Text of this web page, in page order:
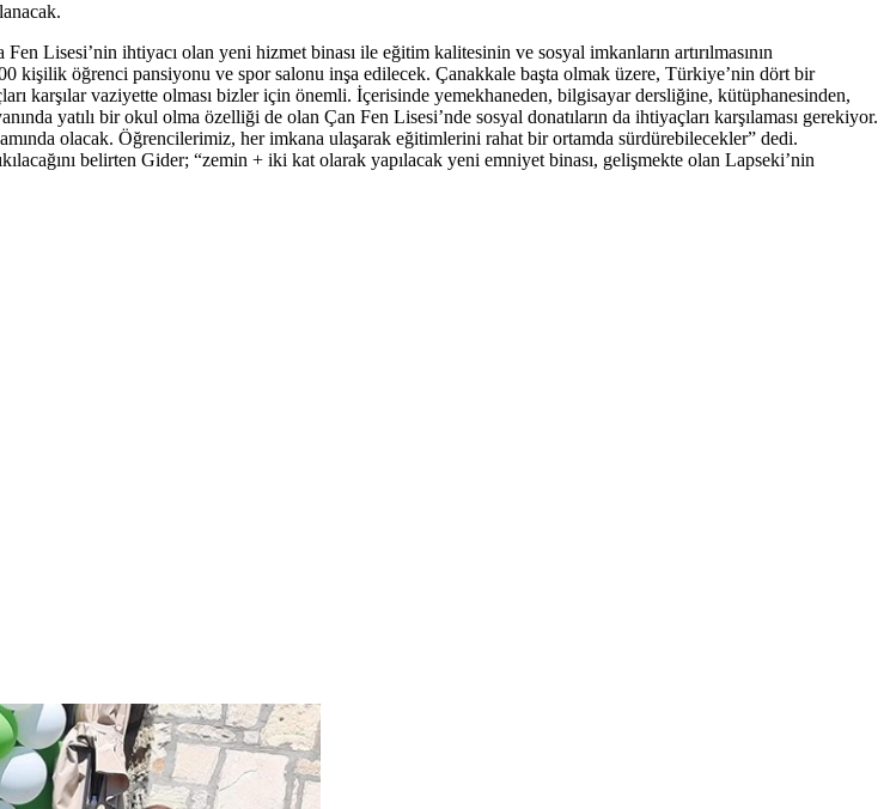
ihtiyacı olan yeni hizmet binası ile eğitim kalitesinin ve sosyal imkanların artırılmasının
kişilik öğrenci pansiyonu ve spor salonu inşa edilecek. Çanakkale başta olmak üzere, Türkiye’nin dört bir
karşılar vaziyette olması bizler için önemli. İçerisinde yemekhaneden, bilgisayar dersliğine, kütüphanesinden,
yatılı bir okul olma özelliği de olan Çan Fen Lisesi’nde sosyal donatıların da ihtiyaçları karşılaması gerekiyor.
olacak. Öğrencilerimiz, her imkana ulaşarak eğitimlerini rahat bir ortamda sürdürebilecekler” dedi.
belirten Gider; “zemin + iki kat olarak yapılacak yeni emniyet binası, gelişmekte olan Lapseki’nin